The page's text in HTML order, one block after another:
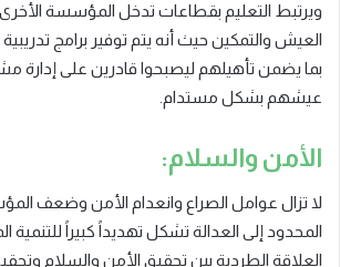
ويرتبط التعليم بقطاعات تدخل المؤسسة
العيش والتمكين حيث أنه يتم توفير برامج
بما يضمن تأهيلهم ليصبحوا قادرين على إدارة
عيشهم بشكل مستدام.
الأمن والسلام:
لا تزال عوامل الصراع وانعدام الأمن وضعف
المحدود إلى العدالة تشكل تهديداً كبيراً
العلاقة الطردية بين تحقيق الأمن والسلام